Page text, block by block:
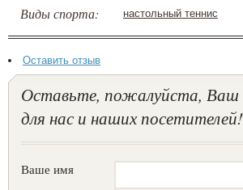
Виды спорта: настольный теннис
Оставить отзыв
Оставьте, пожалуйста, Ваш
для нас и наших посетителей!
Ваше имя